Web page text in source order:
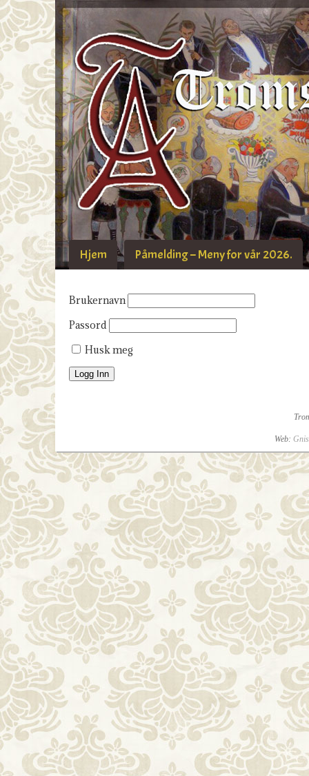
Hjem Påmelding – Meny for vår 2026.
Brukernavn
Passord
Husk meg
Web: